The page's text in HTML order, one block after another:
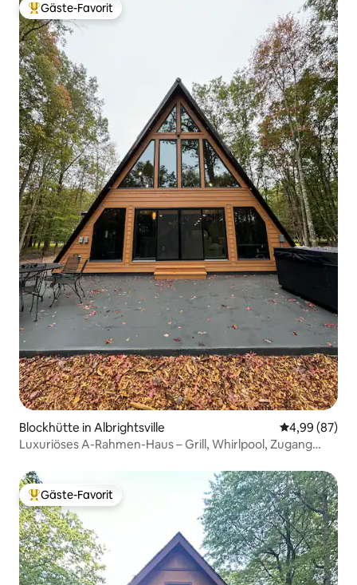
Beliebter Gäste-Favorit.
Gäste-Favorit
Blockhütte in Albrightsville
4,99 (87)
Luxuriöses A-Rahmen-Haus – Grill, Whirlpool, Zugang
Beliebter Gäste-Favorit.
Gäste-Favorit